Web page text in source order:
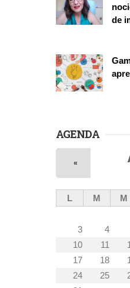
de
AGENDA
«
L M M
3
4
10
11
17
18
24
25